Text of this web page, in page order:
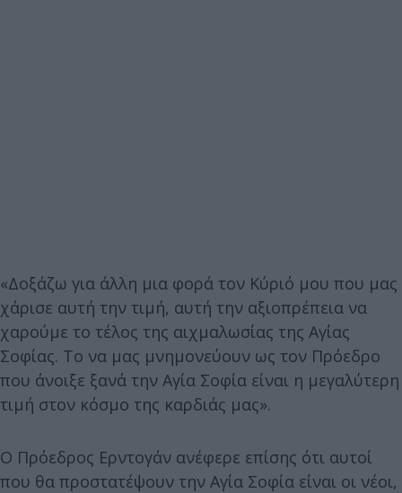
«Δοξάζω για άλλη μια φορά τον Κύριό μου που μας
χάρισε αυτή την τιμή, αυτή την αξιοπρέπεια να
χαρούμε το τέλος της αιχμαλωσίας της Αγίας
Σοφίας. Το να μας μνημονεύουν ως τον Πρόεδρο
που άνοιξε ξανά την Αγία Σοφία είναι η μεγαλύτερη
τιμή στον κόσμο της καρδιάς μας».
Ο Πρόεδρος Ερντογάν ανέφερε επίσης ότι αυτοί
που θα προστατέψουν την Αγία Σοφία είναι οι νέοι,